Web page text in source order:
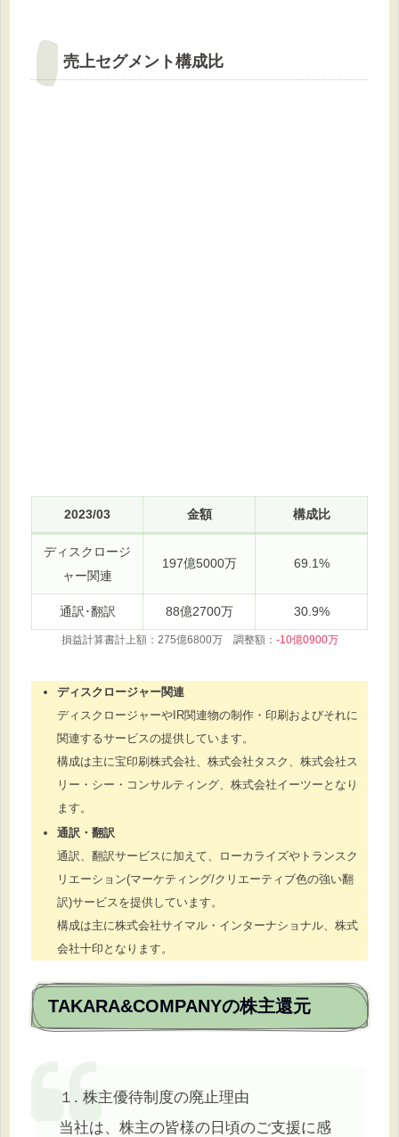
売上セグメント構成比
2023/03 金額 構成比
ディスクロージ
ャー関連
197億5000万 69.1%
通訳･翻訳 88億2700万 30.9%
損益計算書計上額：275億6800万 調整額： -10億0900万
ディスクロージャー関連
ディスクロージャーやIR関連物の制作・印刷およびそれに
関連するサービスの提供しています。
構成は主に宝印刷株式会社、株式会社タスク、株式会社ス
リー・シー・コンサルティング、株式会社イーツーとなり
ます。
通訳・翻訳
通訳、翻訳サービスに加えて、ローカライズやトランスク
リエーション(マーケティング/クリエーティブ色の強い翻
訳)サービスを提供しています。
構成は主に株式会社サイマル・インターナショナル、株式
会社十印となります。
TAKARA&COMPANYの株主還元
１. 株主優待制度の廃止理由
当社は、株主の皆様の日頃のご支援に感